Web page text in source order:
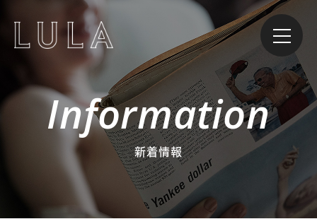
Information
新着情報